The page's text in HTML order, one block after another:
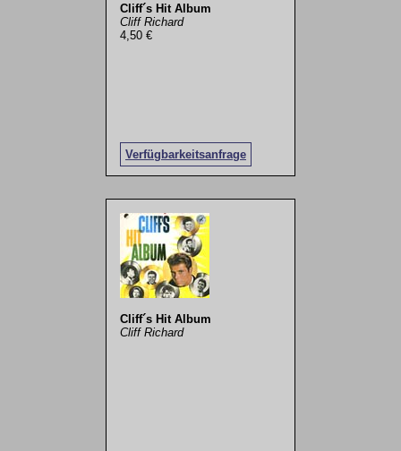
Cliff´s Hit Album
Cliff Richard
4,50 €
Verfügbarkeitsanfrage
Cliff´s Hit Album
Cliff Richard